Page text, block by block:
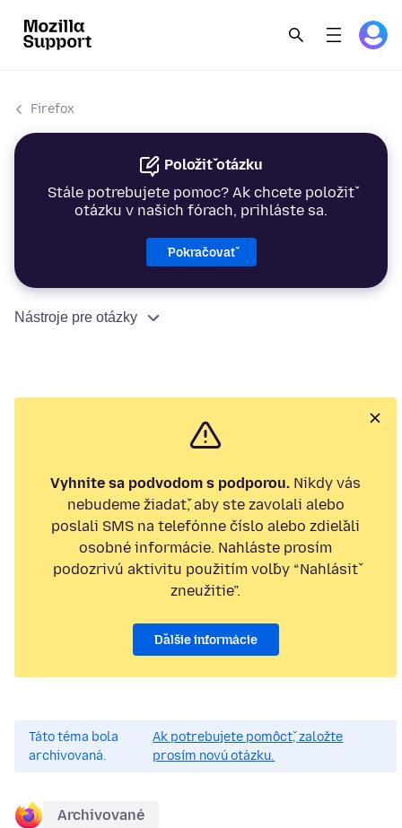
Firefox
Položiť otázku
Stále potrebujete pomoc? Ak chcete položiť
otázku v našich fórach, prihláste sa.
Pokračovať
Nástroje pre otázky
Vyhnite sa podvodom s podporou. Nikdy vás
nebudeme žiadať, aby ste zavolali alebo
poslali SMS na telefónne číslo alebo zdieľali
osobné informácie. Nahláste prosím
podozrivú aktivitu použitím voľby “Nahlásiť
zneužitie”.
Ďalšie informácie
Táto téma bola
archivovaná.
Ak potrebujete pomôcť, založte
prosím novú otázku.
Archivované